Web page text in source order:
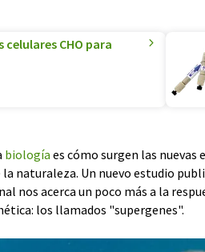
CHO para
biología es cómo surgen las nuevas
naturaleza. Un nuevo estudio
nos acerca un poco más a la
los llamados "supergenes".